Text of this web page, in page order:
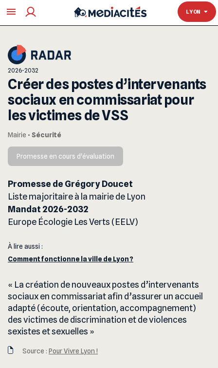
LYON
TOULOUSE
2026-2032
Créer des postes d’intervenants
sociaux en commissariat pour
les victimes de VSS
Mairie • Sécurité
Promesse en cours d'évaluation
Promesse de Grégory Doucet
Liste majoritaire à la mairie de Lyon
Mandat 2026-2032
Europe Écologie Les Verts (EELV)
À lire aussi :
Comment fonctionne la ville de Lyon ?
La création de nouveaux postes d’intervenants
sociaux en commissariat afin d’assurer un accueil
adapté (écoute, orientation, accompagnement)
des victimes de discrimination et de violences
sexistes et sexuelles
Source : Pour Vivre Lyon !